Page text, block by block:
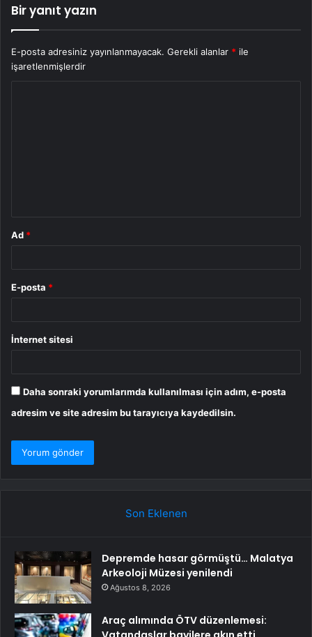
Bir yanıt yazın
E-posta adresiniz yayınlanmayacak. Gerekli alanlar * ile
işaretlenmişlerdir
Ad *
E-posta *
İnternet sitesi
Daha sonraki yorumlarımda kullanılması için adım, e-posta
adresim ve site adresim bu tarayıcıya kaydedilsin.
Son Eklenen
Depremde hasar görmüştü… Malatya
Arkeoloji Müzesi yenilendi
Ağustos 8, 2026
Araç alımında ÖTV düzenlemesi: